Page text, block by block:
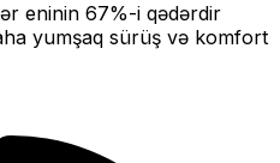
eninin 67%-i qədərdir
yumşaq sürüş və komfort